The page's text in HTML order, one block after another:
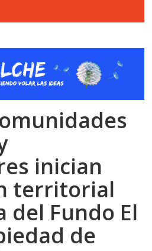
inician
territorial
del Fundo El
de